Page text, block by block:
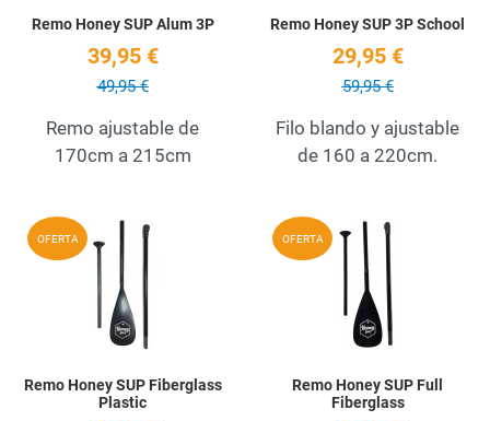
Remo Honey SUP Alum 3P
39,95 €
49,95 €
Remo ajustable de
170cm a 215cm
Remo Honey SUP 3P School
29,95 €
59,95 €
Filo blando y ajustable
de 160 a 220cm.
OFERTA Add to Wishlist
Remo Honey SUP Fiberglass
Plastic
OFERTA
Remo Honey SUP Full
Fiberglass